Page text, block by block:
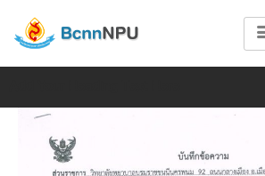
แนะแนว
เรื่อง